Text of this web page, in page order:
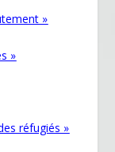
»
»
réfugiés »